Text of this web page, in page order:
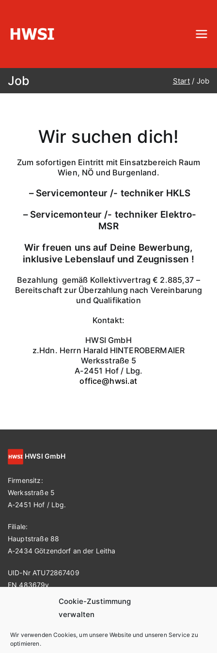
Cookie-Zustimmung
verwalten
Wir verwenden Cookies, um unsere Website und unseren Service zu
optimieren.
Job Start Job
Wir suchen dich!
Zum sofortigen Eintritt mit Einsatzbereich Raum
Wien, NÖ und Burgenland.
– Servicemonteur /- techniker HKLS
– Servicemonteur /- techniker Elektro-
MSR
Wir freuen uns auf Deine Bewerbung,
inklusive Lebenslauf und Zeugnissen !
Bezahlung gemäß Kollektivvertrag € 2.885,37 –
Bereitschaft zur Überzahlung nach Vereinbarung
und Qualifikation
Kontakt:
HWSI GmbH
z.Hdn. Herrn Harald HINTEROBERMAIER
Werksstraße 5
A-2451 Hof / Lbg.
office@hwsi.at
HWSI GmbH
Firmensitz:
Werksstraße 5
A-2451 Hof / Lbg.
Filiale:
Hauptstraße 88
A-2434 Götzendorf an der Leitha
UID-Nr ATU72867409
FN 483679v
harald.hinterobermaier@hwsi.at